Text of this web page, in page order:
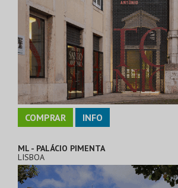
COMPRAR INFO
ML - PALÁCIO PIMENTA
LISBOA